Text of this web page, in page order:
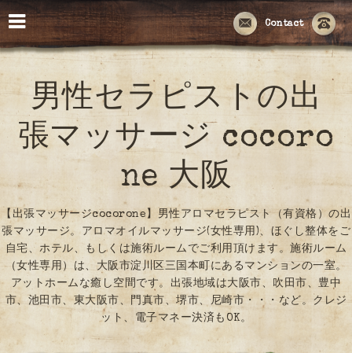
Contact
男性セラピストの出
張マッサージ cocoro
ne 大阪
【出張マッサージcocorone】男性アロマセラピスト（有資格）の出
張マッサージ。アロマオイルマッサージ(女性専用)、ほぐし整体をご
自宅、ホテル、もしくは施術ルームでご利用頂けます。施術ルーム
（女性専用）は、大阪市淀川区三国本町にあるマンションの一室。
アットホームな癒し空間です。出張地域は大阪市、吹田市、豊中
市、池田市、東大阪市、門真市、堺市、尼崎市・・・など。クレジ
ット、電子マネー決済もOK。